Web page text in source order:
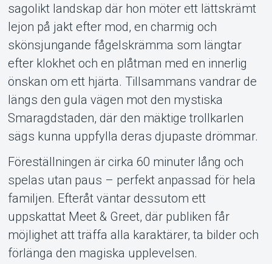
sagolikt landskap där hon möter ett lättskrämt
lejon på jakt efter mod, en charmig och
skönsjungande fågelskrämma som längtar
efter klokhet och en plåtman med en innerlig
önskan om ett hjärta. Tillsammans vandrar de
längs den gula vägen mot den mystiska
Smaragdstaden, där den mäktige trollkarlen
sägs kunna uppfylla deras djupaste drömmar.
Föreställningen är cirka 60 minuter lång och
spelas utan paus – perfekt anpassad för hela
familjen. Efteråt väntar dessutom ett
uppskattat Meet & Greet, där publiken får
möjlighet att träffa alla karaktärer, ta bilder och
förlänga den magiska upplevelsen.